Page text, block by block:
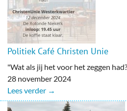
Politiek Café Christen Unie
"Wat als jij het voor het zeggen
28 november 2024
Lees verder →